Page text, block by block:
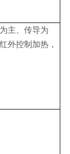
主、传导为
外控制加热，